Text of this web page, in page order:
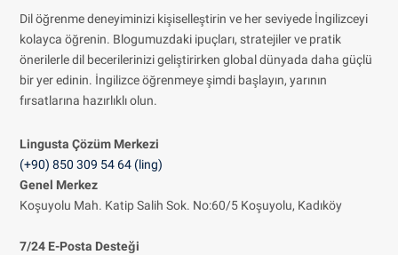
Dil öğrenme deneyiminizi kişiselleştirin ve her seviyede İngilizceyi
kolayca öğrenin. Blogumuzdaki ipuçları, stratejiler ve pratik
önerilerle dil becerilerinizi geliştirirken global dünyada daha güçlü
bir yer edinin. İngilizce öğrenmeye şimdi başlayın, yarının
fırsatlarına hazırlıklı olun.
Lingusta Çözüm Merkezi
(+90) 850 309 54 64 (ling)
Genel Merkez
Koşuyolu Mah. Katip Salih Sok. No:60/5 Koşuyolu, Kadıköy
7/24 E-Posta Desteği